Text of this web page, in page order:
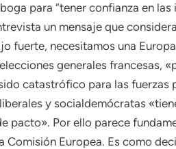
para “tener confianza en
un mensaje que
fuerte, necesitamos una
generales francesas,
catastrófico para las
y socialdemócratas
pacto». Por ello parece
Comisión Europea. Es como